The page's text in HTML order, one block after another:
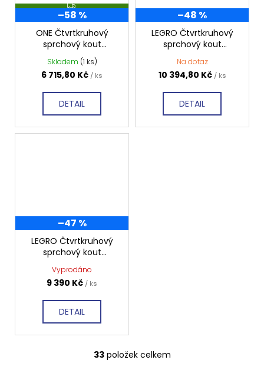
Z
D
A
R
M
A
–58 %
ONE Čtvrtkruhový
sprchový kout
800x800 mm, čiré sklo,
GO5880
Skladem (1 ks)
6 715,80 Kč / ks
DETAIL
–48 %
LEGRO Čtvrtkruhový
sprchový kout
sklo, GL5510
Na dotaz
10 394,80 Kč / ks
DETAIL
–47 %
LEGRO Čtvrtkruhový
sprchový kout
900x900 mm, čiré sklo,
GL5590
Vyprodáno
9 390 Kč / ks
DETAIL
O
33položek celkem